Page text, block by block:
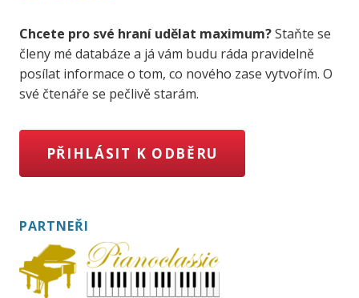
Chcete pro své hraní udělat maximum?Staňte se
členy mé databáze a já vám budu ráda pravidelně
posílat informace o tom, co nového zase vytvořím. O
své čtenáře se pečlivě starám.
PŘIHLÁSIT K ODBĚRU
PARTNEŘI